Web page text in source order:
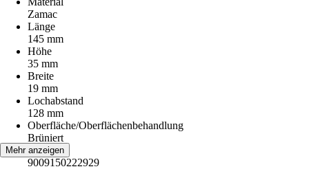
Zamac
Länge
145 mm
Höhe
35 mm
Breite
19 mm
Lochabstand
128 mm
Oberfläche/Oberflächenbehandlung
Brüniert
EAN
9009150222929
Mehr anzeigen